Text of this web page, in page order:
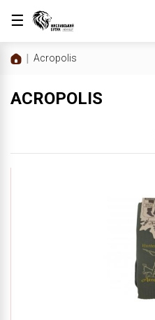
☰
Acropolis
ACROPOLIS